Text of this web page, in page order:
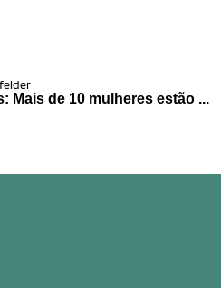
Mais de 10 mulheres estão ...